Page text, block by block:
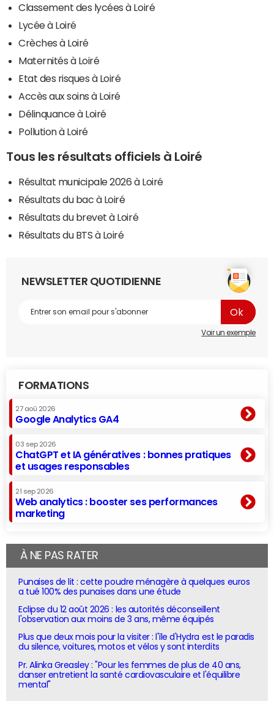
Classement des lycées à Loiré
Lycée à Loiré
Crèches à Loiré
Maternités à Loiré
Etat des risques à Loiré
Accès aux soins à Loiré
Délinquance à Loiré
Pollution à Loiré
Tous les résultats officiels à Loiré
Résultat municipale 2026 à Loiré
Résultats du bac à Loiré
Résultats du brevet à Loiré
Résultats du BTS à Loiré
NEWSLETTER QUOTIDIENNE
Voir un exemple
FORMATIONS
27 aoû 2026
Google Analytics GA4
03 sep 2026
ChatGPT et IA génératives : bonnes pratiques
et usages responsables
21 sep 2026
Web analytics : booster ses performances
marketing
À NE PAS RATER
Punaises de lit : cette poudre ménagère à quelques euros
a tué 100% des punaises dans une étude
Eclipse du 12 août 2026 : les autorités déconseillent
l'observation aux moins de 3 ans, même équipés
Plus que deux mois pour la visiter : l'île d'Hydra est le paradis
du silence, voitures, motos et vélos y sont interdits
Pr. Alinka Greasley : "Pour les femmes de plus de 40 ans,
danser entretient la santé cardiovasculaire et l'équilibre
mental"